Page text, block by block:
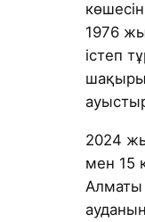
1976
істеп
2024
мен 15
Алматы